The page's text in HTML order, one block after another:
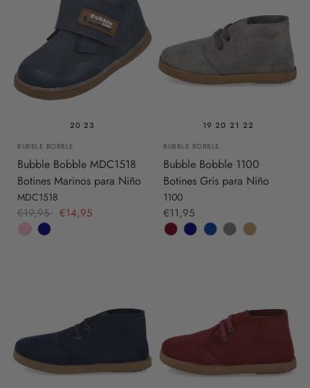
20 23
BUBBLE BOBBLE
Bubble Bobble MDC1518
Botines Marinos para Niño
MDC1518
€19,95 €14,95
20 21 22
19
BUBBLE BOBBLE
Bubble Bobble 1100
Botines Gris para Niño
1100
€11,95